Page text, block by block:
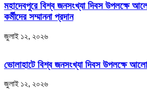
মহাদেবপুরে বিশ্ব জনসংখ্যা দিবস উপলক্ষে
কর্মীদের সম্মাননা প্রদান
জুলাই ১২, ২০২৬
ভোলাহাটে বিশ্ব জনসংখ্যা দিবস উপলক্ষে
জুলাই ১২, ২০২৬